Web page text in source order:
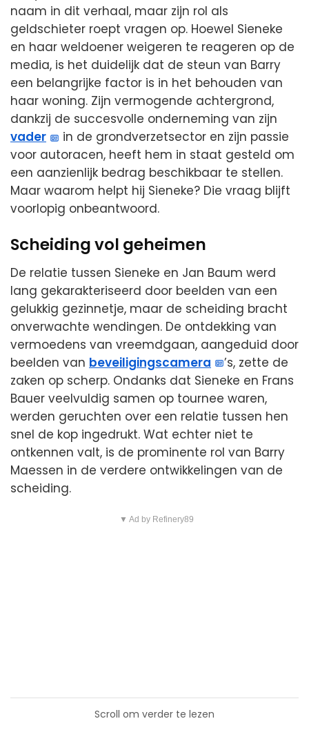
naam in dit verhaal, maar zijn rol als
geldschieter roept vragen op. Hoewel Sieneke
en haar weldoener weigeren te reageren op de
media, is het duidelijk dat de steun van Barry
een belangrijke factor is in het behouden van
haar woning. Zijn vermogende achtergrond,
dankzij de succesvolle onderneming van zijn
vader
in de grondverzetsector en zijn passie
voor autoracen, heeft hem in staat gesteld om
een aanzienlijk bedrag beschikbaar te stellen.
Maar waarom helpt hij Sieneke? Die vraag blijft
voorlopig onbeantwoord.
Scheiding vol geheimen
De relatie tussen Sieneke en Jan Baum werd
lang gekarakteriseerd door beelden van een
gelukkig gezinnetje, maar de scheiding bracht
onverwachte wendingen. De ontdekking van
vermoedens van vreemdgaan, aangeduid door
beelden van beveiligingscamera
’s, zette de
zaken op scherp. Ondanks dat Sieneke en Frans
Bauer veelvuldig samen op tournee waren,
werden geruchten over een relatie tussen hen
snel de kop ingedrukt. Wat echter niet te
ontkennen valt, is de prominente rol van Barry
Maessen in de verdere ontwikkelingen van de
scheiding.
▼ Ad by Refinery89
Scroll om verder te lezen